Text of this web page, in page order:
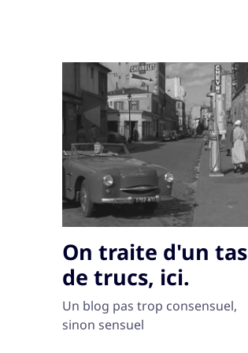
On traite d'un tas
de trucs, ici.
Un blog pas trop consensuel,
sinon sensuel